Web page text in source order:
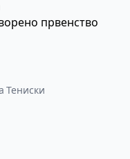
првенство
Тениски